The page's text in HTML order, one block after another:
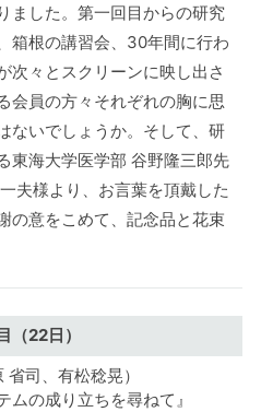
ました。第一回目からの研究
箱根の講習会、30年間に行わ
次々とスクリーンに映し出さ
会員の方々それぞれの胸に思
ないでしょうか。そして、研
東海大学医学部 谷野隆三郎先
夫様より、お言葉を頂戴した
の意をこめて、記念品と花束
（22日）
司、有松稔晃）
ムの成り立ちを尋ねて』